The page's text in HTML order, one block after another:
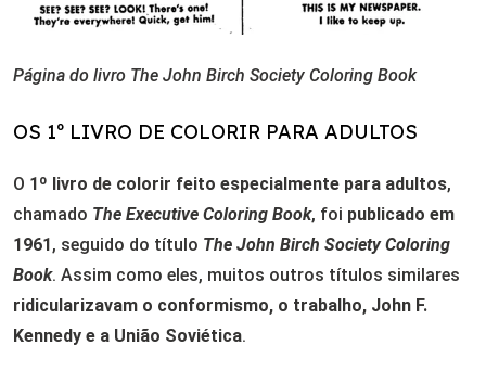
Página do livro The John Birch Society Coloring Book
OS 1º LIVRO DE COLORIR PARA ADULTOS
O 1º livro de colorir feito especialmente para adultos,
chamado The Executive Coloring Book, foi publicado em
1961, seguido do título The John Birch Society Coloring
Book. Assim como eles, muitos outros títulos similares
ridicularizavam o conformismo, o trabalho, John F.
Kennedy e a União Soviética.